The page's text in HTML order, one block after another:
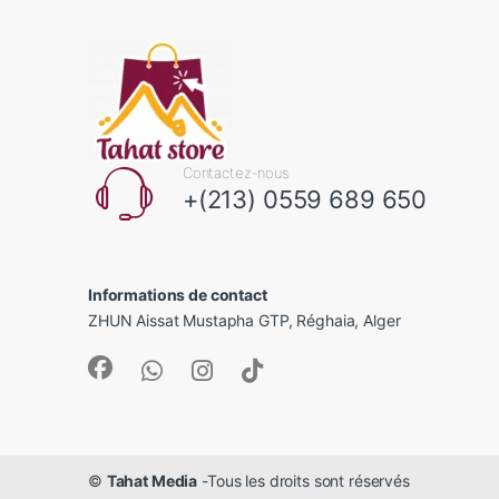
Contactez-nous
+(213) 0559 689 650
Informations de contact
ZHUN Aissat Mustapha GTP, Réghaia, Alger
© Tahat Media -Tous les droits sont réservés